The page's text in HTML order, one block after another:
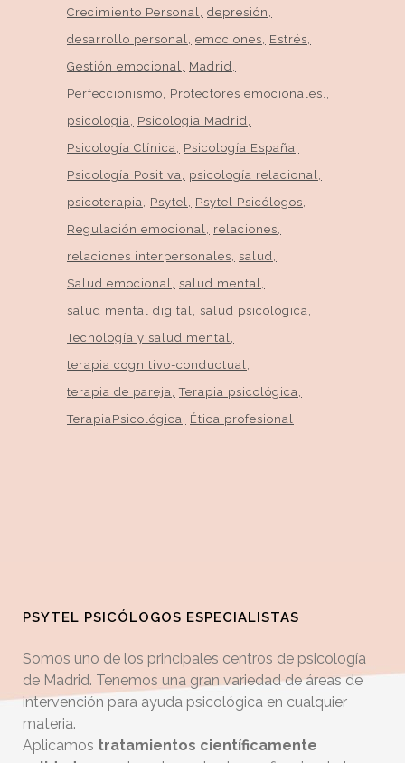
Crecimiento Personal depresión
desarrollo personal emociones
Estrés
Gestión emocional
Madrid
Perfeccionismo
Protectores emocionales.
psicologia
Psicologia Madrid
Psicología Clínica
Psicología España
Psicología Positiva
psicología relacional
psicoterapia
Psytel
Psytel Psicólogos
Regulación emocional
relaciones
relaciones interpersonales
salud
Salud emocional
salud mental
salud mental digital
salud psicológica
Tecnología y salud mental
terapia cognitivo-conductual
terapia de pareja Terapia psicológica
TerapiaPsicológica
Ética profesional
PSYTEL PSICÓLOGOS ESPECIALISTAS
Somos uno de los principales centros de psicología
de Madrid. Tenemos una gran variedad de áreas de
intervención para ayuda psicológica en cualquier
materia.
Aplicamos tratamientos científicamente